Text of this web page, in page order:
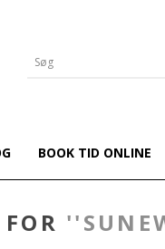
BOOK TID ONLINE